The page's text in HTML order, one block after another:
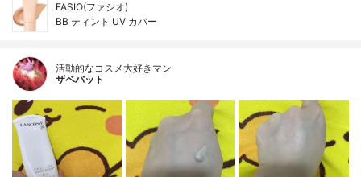
FASIO(ファシオ)
BB ティント UV カバー
活動的なコスメ大好きマン
ザベバット